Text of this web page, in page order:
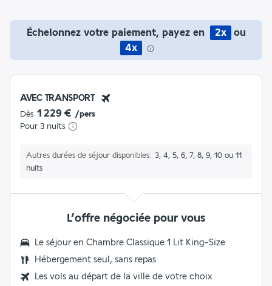
Échelonnez votre paiement, payez en 2x
ou
4x
AVEC TRANSPORT
Dès 1 229 € /pers
Pour 3 nuits
Autres durées de séjour disponibles
3, 4, 5, 6, 7, 8, 9, 10 ou 11
nuits
L’offre négociée pour vous
Le séjour en Chambre Classique 1 Lit King-Size
Hébergement seul, sans repas
Les vols au départ de la ville de votre choix